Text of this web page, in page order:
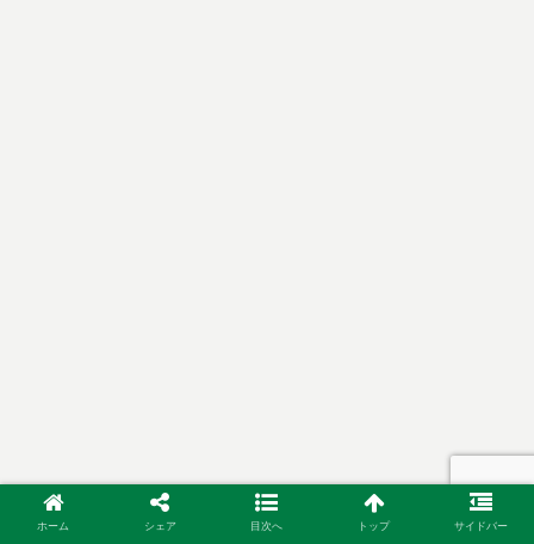
ホーム シェア 目次へ トップ サイドバー